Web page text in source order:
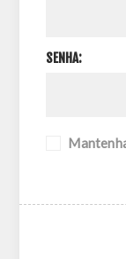
SENHA: